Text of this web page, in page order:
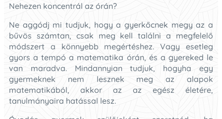
Nehezen koncentrál az órán?
Ne aggódj mi tudjuk, hogy a gyerkőcnek megy az a
bűvös számtan, csak meg kell találni a megfelelő
módszert a könnyebb megértéshez. Vagy esetleg
gyors a tempó a matematika órán, és a gyereked le
van maradva. Mindannyian tudjuk, hogyha egy
gyermeknek nem lesznek meg az alapok
matematikából, akkor az az egész életére,
tanulmányaira hatással lesz.